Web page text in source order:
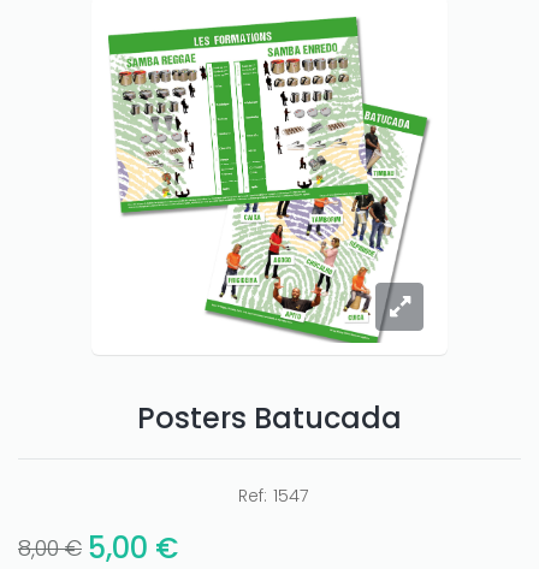
Posters Batucada
Ref: 1547
8,00 € 5,00 €